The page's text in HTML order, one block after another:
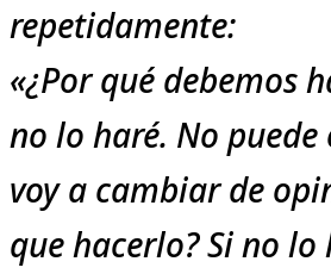
repetidamente:
«¿Por qué debemos
no lo haré. No
voy a cambiar de
que hacerlo? Si no lo